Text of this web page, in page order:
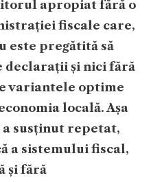
apropiat fără o
fiscale care,
este pregătită să
declarații și nici fără
variantele optime
locală. Așa
susținut repetat,
a sistemului fiscal,
și fără